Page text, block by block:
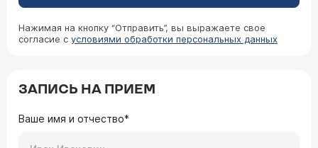
Нажимая на кнопку “Отправить”, вы выражаете свое
согласие с условиями обработки персональных данных
ЗАПИСЬ НА ПРИЕМ
Ваше имя и отчество*